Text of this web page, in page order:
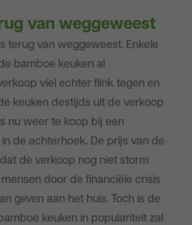
van weggeweest
terug van weggeweest. Enkele
bamboe keuken al
viel echter flink tegen en
keuken destijds uit de verkoop
nu weer te koop bij een
de achterhoek. De prijs van de
de verkoop nog niet storm
door de financiële crisis
geven aan het huis. Toch is de
keuken in populariteit zal